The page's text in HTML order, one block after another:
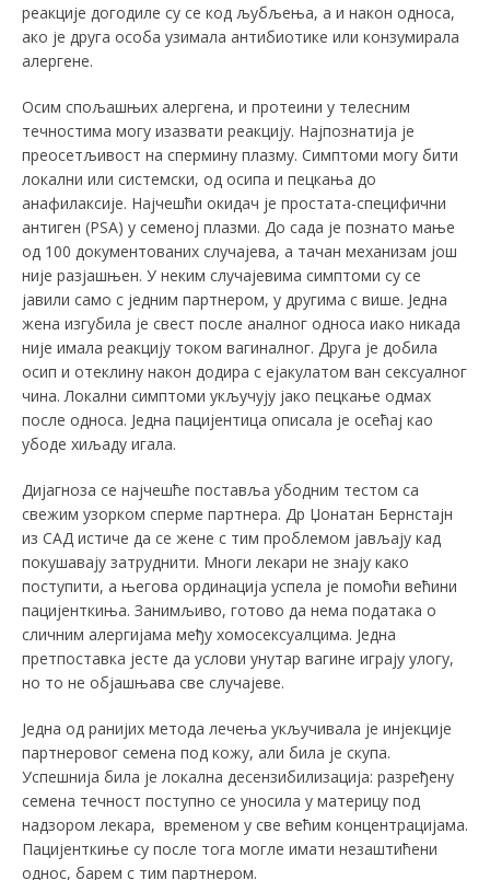
реакције догодиле су се код љубљења, а и након односа,
ако је друга особа узимала антибиотике или конзумирала
алергене.
Осим спољашњих алергена, и протеини у телесним
течностима могу изазвати реакцију. Најпознатија је
преосетљивост на спермину плазму. Симптоми могу бити
локални или системски, од осипа и пецкања до
анафилаксије. Најчешћи окидач је простата-специфични
антиген (PSA) у семеној плазми. До сада је познато мање
од 100 документованих случајева, а тачан механизам још
није разјашњен. У неким случајевима симптоми су се
јавили само с једним партнером, у другима с више. Једна
жена изгубила је свест после аналног односа иако никада
није имала реакцију током вагиналног. Друга је добила
осип и отеклину након додира с ејакулатом ван сексуалног
чина. Локални симптоми укључују јако пецкање одмах
после односа. Једна пацијентица описала је осећај као
убоде хиљаду игала.
Дијагноза се најчешће поставља убодним тестом са
свежим узорком сперме партнера. Др Џонатан Бернстајн
из САД истиче да се жене с тим проблемом јављају кад
покушавају затруднити. Многи лекари не знају како
поступити, а његова ординација успела је помоћи већини
пацијенткиња. Занимљиво, готово да нема података о
сличним алергијама међу хомосексуалцима. Једна
претпоставка јесте да услови унутар вагине играју улогу,
но то не објашњава све случајеве.
Једна од ранијих метода лечења укључивала је инјекције
партнеровог семена под кожу, али била је скупа.
Успешнија била је локална десензибилизација: разређену
семена течност поступно се уносила у материцу под
надзором лекара, временом у све већим концентрацијама.
Пацијенткиње су после тога могле имати незаштићени
однос, барем с тим партнером.